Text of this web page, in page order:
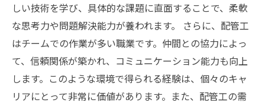
しい技術を学び、具体的な課題に直面することで、柔軟
な思考力や問題解決能力が養われます。 さらに、配管工
はチームでの作業が多い職業です。仲間との協力によっ
て、信頼関係が築かれ、コミュニケーション能力も向上
します。このような環境で得られる経験は、個々のキャ
リアにとって非常に価値があります。また、配管工の需